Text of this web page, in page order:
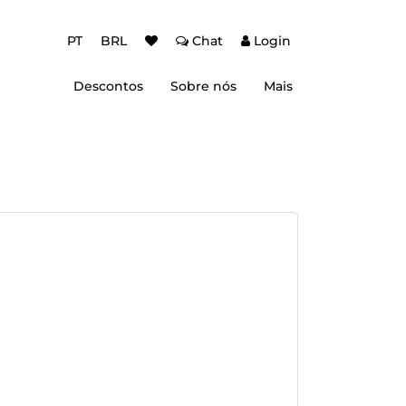
PT BRL Chat Login
Descontos Sobre nós Mais